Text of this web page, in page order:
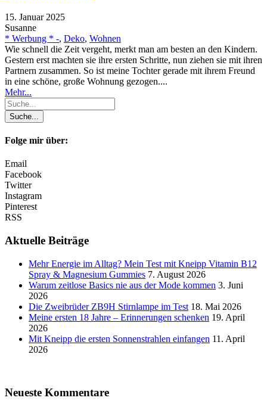
15. Januar 2025
Susanne
* Werbung * -, Deko, Wohnen
Wie schnell die Zeit vergeht, merkt man am besten an den Kindern.
Gestern erst machten sie ihre ersten Schritte, nun ziehen sie mit ihren
Partnern zusammen. So ist meine Tochter gerade mit ihrem Freund
in eine schöne, große Wohnung gezogen....
Mehr...
Folge mir über:
Email
Facebook
Twitter
Instagram
Pinterest
RSS
Aktuelle Beiträge
Mehr Energie im Alltag? Mein Test mit Kneipp Vitamin B12
Spray & Magnesium Gummies 7. August 2026
Warum zeitlose Basics nie aus der Mode kommen 3. Juni
2026
Die Zweibrüder ZB9H Stirnlampe im Test 18. Mai 2026
Meine ersten 18 Jahre – Erinnerungen schenken 19. April
2026
Mit Kneipp die ersten Sonnenstrahlen einfangen 11. April
2026
Neueste Kommentare